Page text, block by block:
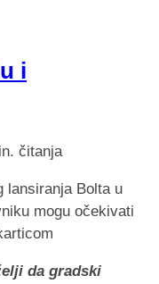
i
čitanja
da gradski